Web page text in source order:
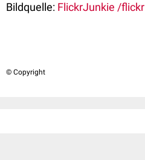
Bildquelle: FlickrJunkie /flickr
© Copyright